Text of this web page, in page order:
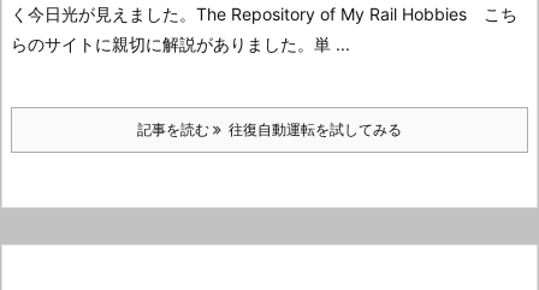
く今日光が見えました。 The Repository of My Rail Hobbies こち
らのサイトに親切に解説がありました。 単 ...
記事を読む 往復自動運転を試してみる